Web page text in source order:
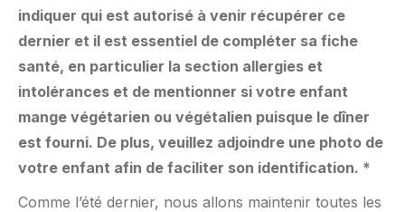
indiquer qui est autorisé à venir récupérer ce
dernier et il est essentiel de compléter sa fiche
santé, en particulier la section allergies et
intolérances et de mentionner si votre enfant
mange végétarien ou végétalien puisque le dîner
est fourni. De plus, veuillez adjoindre une photo de
votre enfant afin de faciliter son identification. *
Comme l’été dernier, nous allons maintenir toutes les